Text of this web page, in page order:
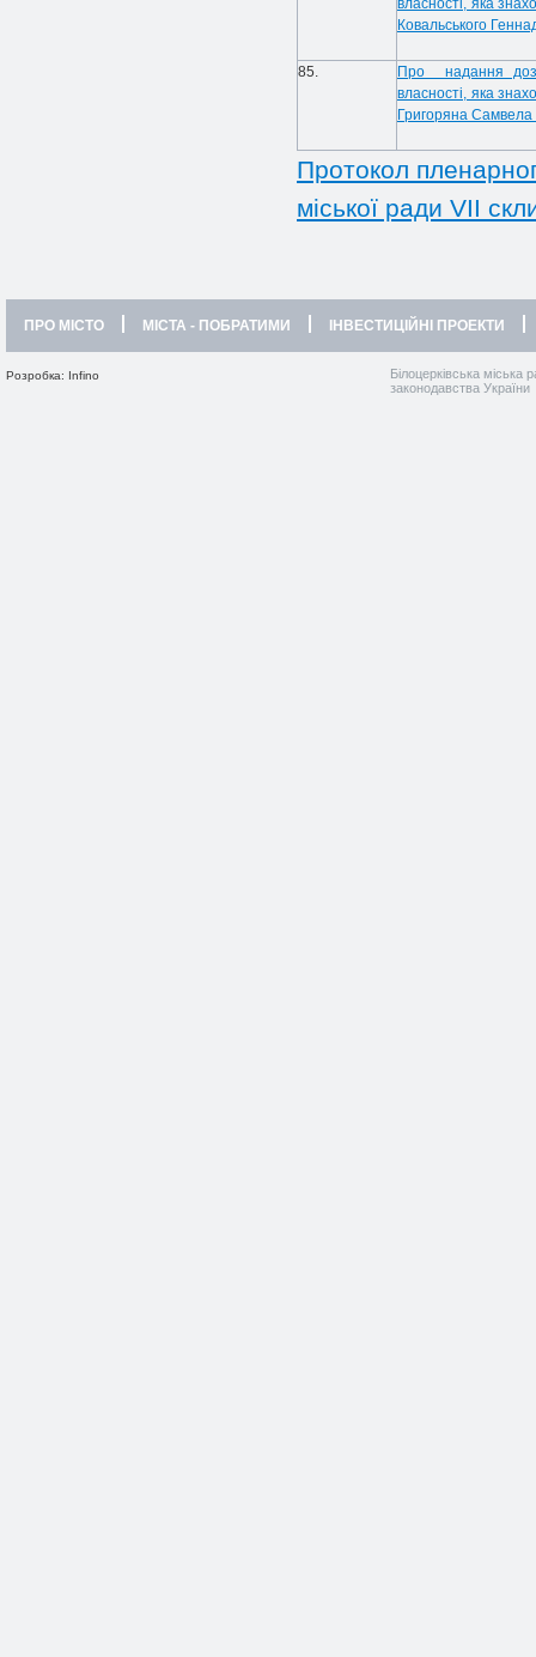
власності, яка
Ковальського
85.
Про надання
власності, яка
Григоряна
Протокол
міської ради VII
ПРО МІСТО МІСТА - ПОБРАТИМИ ІНВЕСТИЦІЙНІ ПРОЕКТИ
Розробка: Infino
Білоцерківська міська
законодавства України